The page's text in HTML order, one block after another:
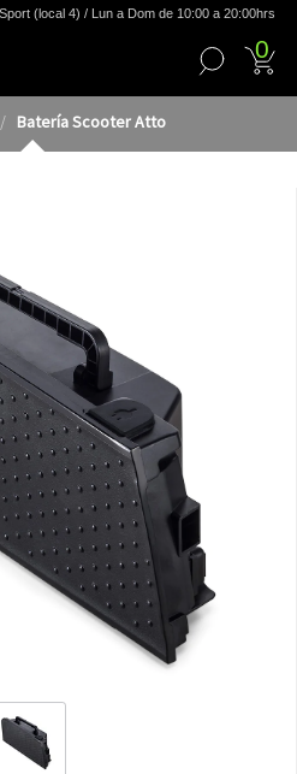
(local 4) / Lun a Dom de 10:00 a 20:00hrs
0
Batería Scooter Atto